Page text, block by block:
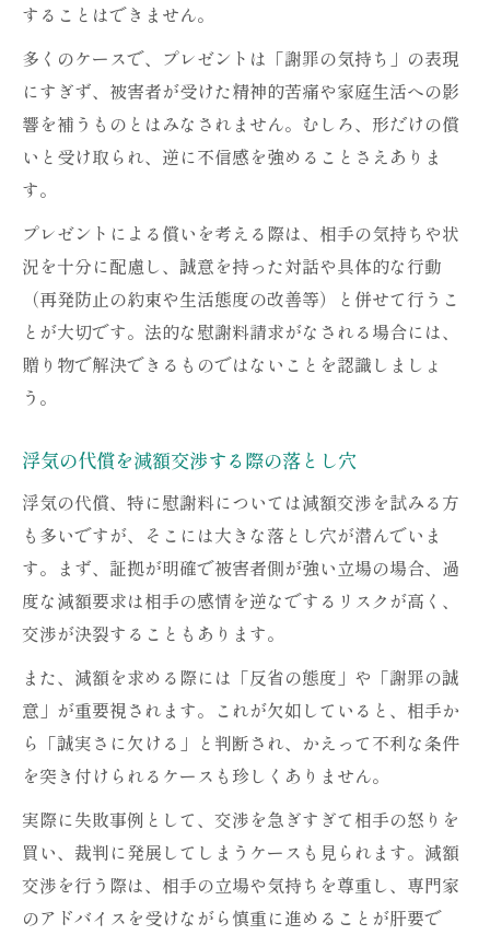
することはできません。
多くのケースで、プレゼントは「謝罪の気持ち」の表現
にすぎず、被害者が受けた精神的苦痛や家庭生活への影
響を補うものとはみなされません。むしろ、形だけの償
いと受け取られ、逆に不信感を強めることさえありま
す。
プレゼントによる償いを考える際は、相手の気持ちや状
況を十分に配慮し、誠意を持った対話や具体的な行動
（再発防止の約束や生活態度の改善等）と併せて行うこ
とが大切です。法的な慰謝料請求がなされる場合には、
贈り物で解決できるものではないことを認識しましょ
う。
浮気の代償を減額交渉する際の落とし穴
浮気の代償、特に慰謝料については減額交渉を試みる方
も多いですが、そこには大きな落とし穴が潜んでいま
す。まず、証拠が明確で被害者側が強い立場の場合、過
度な減額要求は相手の感情を逆なでするリスクが高く、
交渉が決裂することもあります。
また、減額を求める際には「反省の態度」や「謝罪の誠
意」が重要視されます。これが欠如していると、相手か
ら「誠実さに欠ける」と判断され、かえって不利な条件
を突き付けられるケースも珍しくありません。
実際に失敗事例として、交渉を急ぎすぎて相手の怒りを
買い、裁判に発展してしまうケースも見られます。減額
交渉を行う際は、相手の立場や気持ちを尊重し、専門家
のアドバイスを受けながら慎重に進めることが肝要で